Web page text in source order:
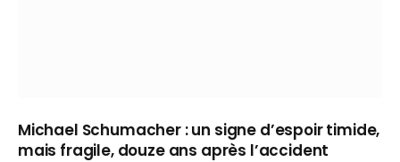
Michael Schumacher : un signe d’espoir timide,
mais fragile, douze ans après l’accident